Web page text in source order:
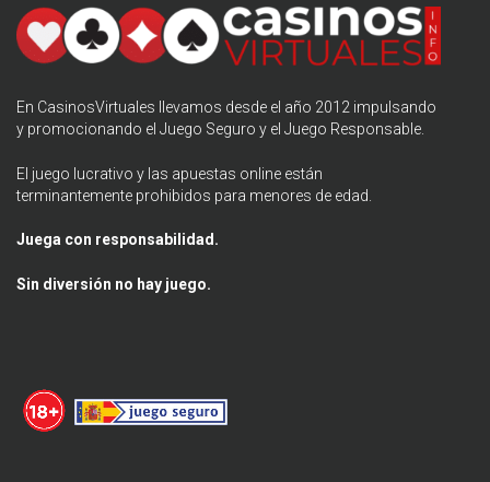
En CasinosVirtuales llevamos desde el año 2012 impulsando
y promocionando el Juego Seguro y el Juego Responsable.
El juego lucrativo y las apuestas online están
terminantemente prohibidos para menores de edad.
Juega con responsabilidad.
Sin diversión no hay juego.